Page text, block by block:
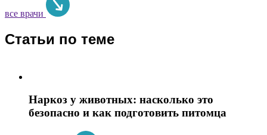
все врачи
Статьи по теме
Наркоз у животных: насколько это
безопасно и как подготовить питомца